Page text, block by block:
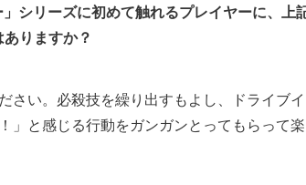
シリーズに初めて触れるプレイヤーに、上
りますか？
さい。必殺技を繰り出すもよし、ドライブイ
」と感じる行動をガンガンとってもらって楽